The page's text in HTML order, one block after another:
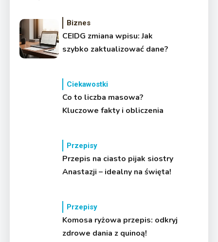
Biznes
CEIDG zmiana wpisu: Jak
szybko zaktualizować dane?
Ciekawostki
Co to liczba masowa?
Kluczowe fakty i obliczenia
Przepisy
Przepis na ciasto pijak siostry
Anastazji – idealny na święta!
Przepisy
Komosa ryżowa przepis: odkryj
zdrowe dania z quinoą!